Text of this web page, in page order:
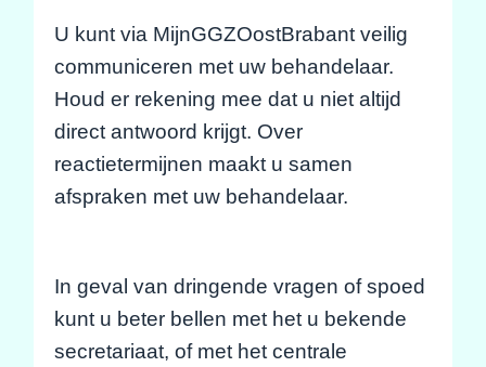
U kunt via MijnGGZOostBrabant veilig
communiceren met uw behandelaar.
Houd er rekening mee dat u niet altijd
direct antwoord krijgt. Over
reactietermijnen maakt u samen
afspraken met uw behandelaar.
In geval van dringende vragen of spoed
kunt u beter bellen met het u bekende
secretariaat, of met het centrale